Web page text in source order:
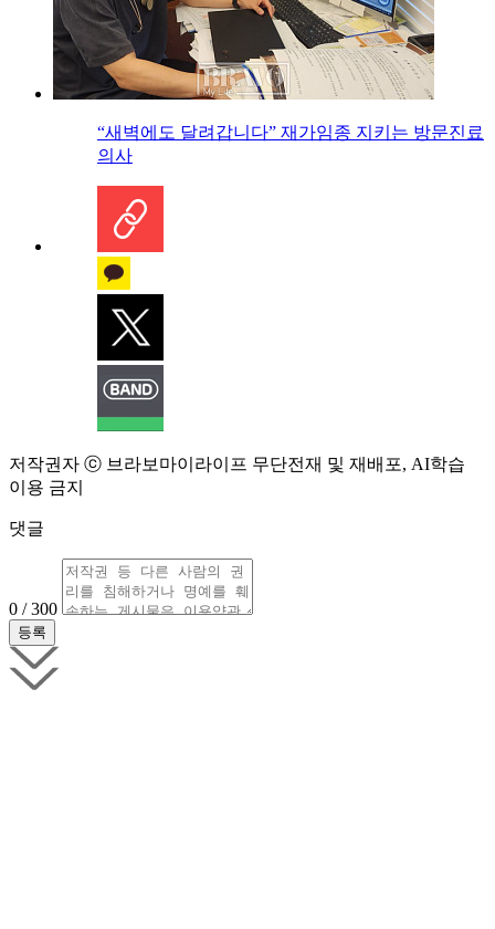
“새벽에도 달려갑니다” 재가임종 지키는 방문진료
의사
저작권자 ⓒ 브라보마이라이프 무단전재 및 재배포, AI학습
이용 금지
댓글
0 / 300